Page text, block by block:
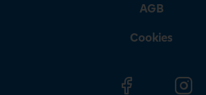
AGB
Cookies